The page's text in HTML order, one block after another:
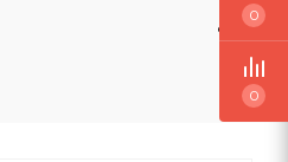
0
0